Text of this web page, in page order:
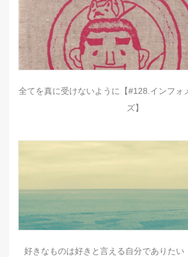
全てを真に受けないように【#128.インフォ
ズ】
好きなものは好きと言える自分でありたい